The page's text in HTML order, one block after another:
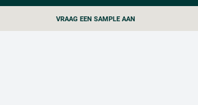
VRAAG EEN SAMPLE AAN